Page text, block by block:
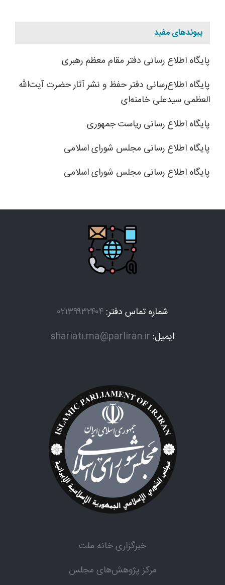
پیوندهای مفید
پایگاه اطلاع رسانی دفتر مقام معظم رهبری
پایگاه اطلاع‌رسانی دفتر حفظ و نشر آثار حضرت آیت‌الله
العظمی سیدعلی خامنه‌ای
پایگاه اطلاع رسانی ریاست جمهوری
پایگاه اطلاع رسانی مجلس شورای اسلامی
پایگاه اطلاع رسانی مجلس شورای اسلامی
شماره تماس دفتر: ۰۲۱۳۹۹۳۲۴۰۴
ایمیل: shariati.ma@parliran.ir
خبرگزاری خانه ملت
مرکز پژوهش‌های مجلس